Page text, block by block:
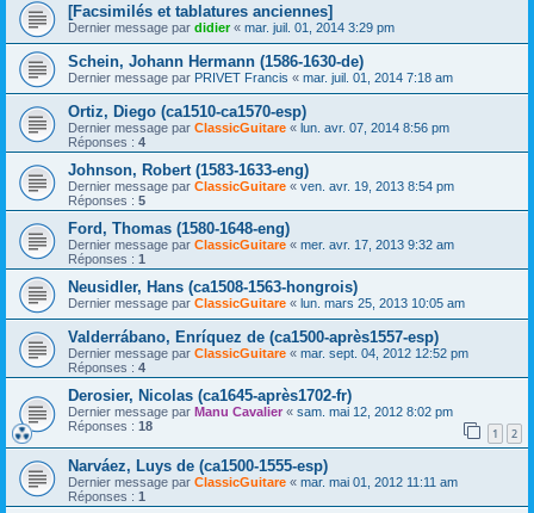
[Facsimilés et tablatures anciennes]
Dernier message par didier« mar. juil. 01, 2014 3:29 pm
Schein, Johann Hermann (1586-1630-de)
Dernier message par PRIVET Francis « mar. juil. 01, 2014 7:18 am
Ortiz, Diego (ca1510-ca1570-esp)
Dernier message par ClassicGuitare « lun. avr. 07, 2014 8:56 pm
Réponses : 4
Johnson, Robert (1583-1633-eng)
Dernier message par ClassicGuitare « ven. avr. 19, 2013 8:54 pm
Réponses : 5
Ford, Thomas (1580-1648-eng)
Dernier message par ClassicGuitare « mer. avr. 17, 2013 9:32 am
Réponses : 1
Neusidler, Hans (ca1508-1563-hongrois)
Dernier message par ClassicGuitare « lun. mars 25, 2013 10:05 am
Valderrábano, Enríquez de (ca1500-après1557-esp)
Dernier message par ClassicGuitare « mar. sept. 04, 2012 12:52 pm
Réponses : 4
Derosier, Nicolas (ca1645-après1702-fr)
Dernier message par Manu Cavalier « sam. mai 12, 2012 8:02 pm
Réponses : 18 1 2
Narváez, Luys de (ca1500-1555-esp)
Dernier message par ClassicGuitare « mar. mai 01, 2012 11:11 am
Réponses : 1